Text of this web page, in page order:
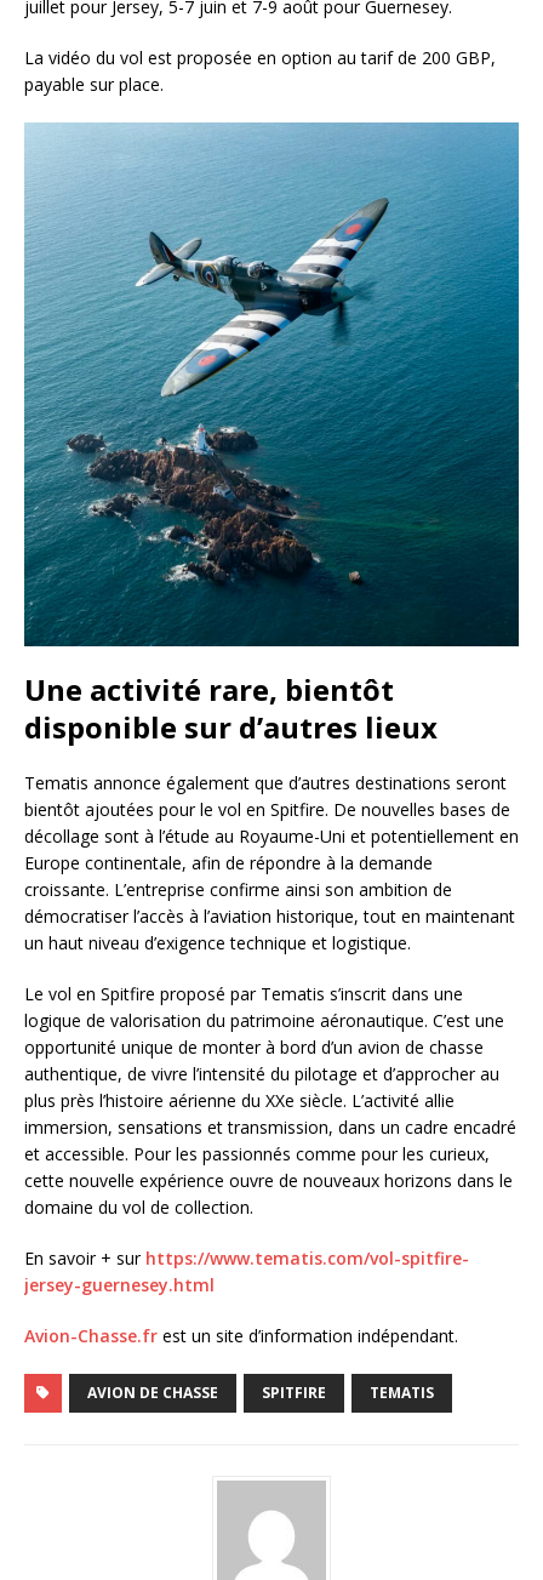
juillet pour Jersey, 5-7 juin et 7-9 août pour Guernesey.
La vidéo du vol est proposée en option au tarif de 200 GBP,
payable sur place.
Une activité rare, bientôt
disponible sur d’autres lieux
Tematis annonce également que d’autres destinations seront
bientôt ajoutées pour le vol en Spitfire. De nouvelles bases de
décollage sont à l’étude au Royaume-Uni et potentiellement en
Europe continentale, afin de répondre à la demande
croissante. L’entreprise confirme ainsi son ambition de
démocratiser l’accès à l’aviation historique, tout en maintenant
un haut niveau d’exigence technique et logistique.
Le vol en Spitfire proposé par Tematis s’inscrit dans une
logique de valorisation du patrimoine aéronautique. C’est une
opportunité unique de monter à bord d’un avion de chasse
authentique, de vivre l’intensité du pilotage et d’approcher au
plus près l’histoire aérienne du XXe siècle. L’activité allie
immersion, sensations et transmission, dans un cadre encadré
et accessible. Pour les passionnés comme pour les curieux,
cette nouvelle expérience ouvre de nouveaux horizons dans le
domaine du vol de collection.
En savoir + sur https://www.tematis.com/vol-spitfire-
jersey-guernesey.html
Avion-Chasse.fr est un site d’information indépendant.
AVION DE CHASSE SPITFIRE TEMATIS